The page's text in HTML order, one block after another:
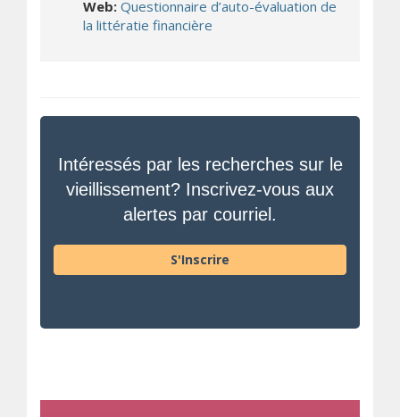
Web: Questionnaire d’auto-évaluation de
la littératie financière
Intéressés par les recherches sur le
vieillissement? Inscrivez-vous aux
alertes par courriel.
S'Inscrire